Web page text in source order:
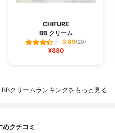
CHIFURE
BB クリーム
3.89(20)
¥880
BBクリームランキングをもっと見る
めクチコミ